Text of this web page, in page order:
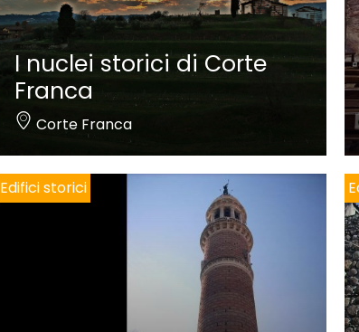
I nuclei storici di Corte
Franca
Corte Franca
Edifici storici